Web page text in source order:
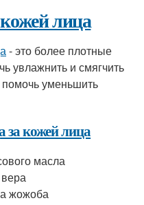
лица
- это более плотные
увлажнить и смягчить
уменьшить
за кожей лица
масла
жожоба